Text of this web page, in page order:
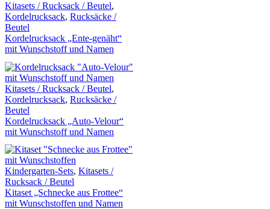
Kitasets / Rucksack / Beutel,
Kordelrucksack, Rucksäcke /
Beutel
Kordelrucksack „Ente-genäht“
mit Wunschstoff und Namen
Kitasets / Rucksack / Beutel,
Kordelrucksack, Rucksäcke /
Beutel
Kordelrucksack „Auto-Velour“
mit Wunschstoff und Namen
Kindergarten-Sets, Kitasets /
Rucksack / Beutel
Kitaset „Schnecke aus Frottee“
mit Wunschstoffen und Namen